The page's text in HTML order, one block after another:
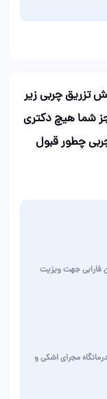
تزریق چربی زیر
شما هیچ دکتری
چطور قبول
فارابی جهت ویزیت
مجرای اشکی و